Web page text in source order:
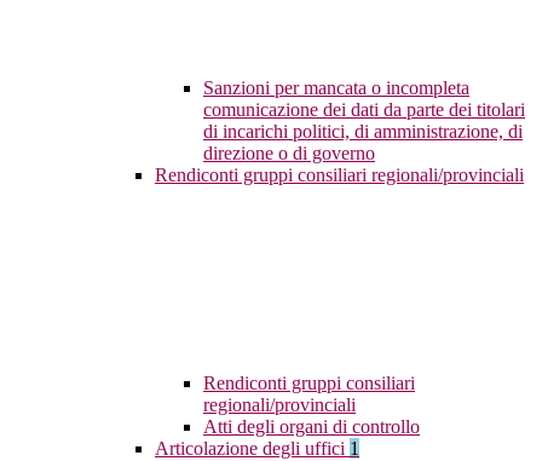
Sanzioni per mancata o incompleta
comunicazione dei dati da parte dei titolari
di incarichi politici, di amministrazione, di
direzione o di governo
Rendiconti gruppi consiliari regionali/provinciali
Rendiconti gruppi consiliari
regionali/provinciali
Atti degli organi di controllo
Articolazione degli uffici 1